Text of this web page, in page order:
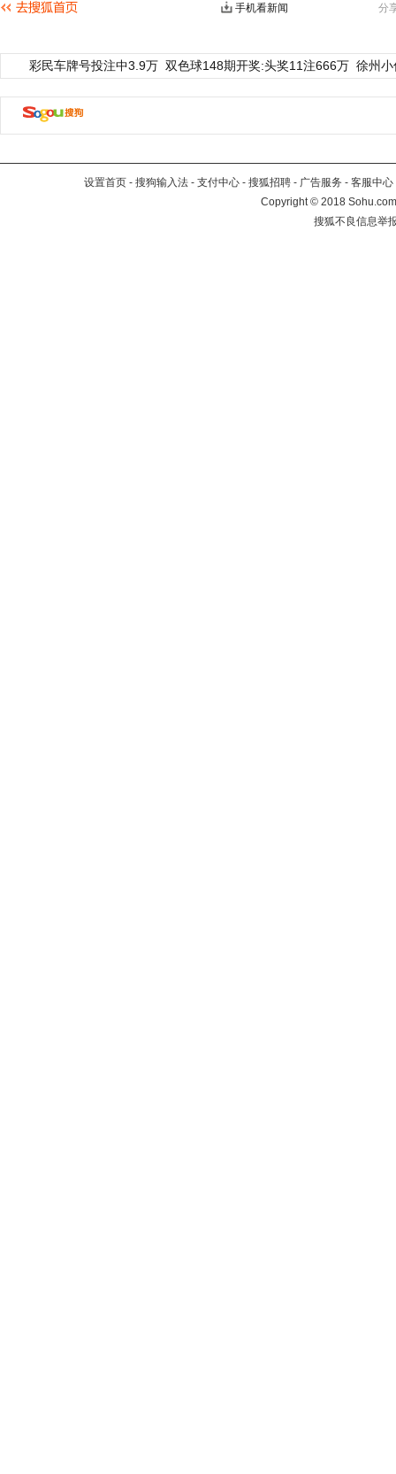
分
手机看新闻
彩民车牌号投注中3.9万 双色球148期开奖:头奖11注666万 徐州
设置首页 - 搜狗输入法 - 支付中心 - 搜狐招聘 - 广告服务 - 客服中心
Copyright©2018
搜狐不良信息举